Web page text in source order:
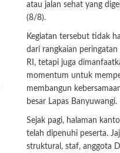
atau jalan sehat yang
(8/8).
Kegiatan tersebut tidak
dari rangkaian peringatan
RI, tetapi juga
momentum untuk
membangun
besar Lapas Banyuwangi.
Sejak pagi, halaman
telah dipenuhi peserta.
struktural, staf, anggota